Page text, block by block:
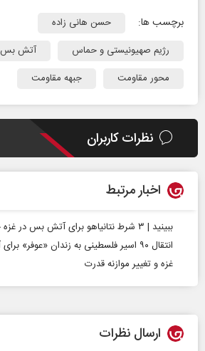
برچسب ها:
حسن هانی زاده
رژیم صهیونیستی و حماس
آتش بس
محور مقاومت
جبهه مقاومت
نظرات کاربران
اخبار مرتبط
ببینید | ۳ شرط نتانیاهو برای آتش‌ بس در غزه چه بود؟
انتقال ۹۰ اسیر فلسطینی به زندان «عوفر» برای آزادی
غزه و تغییر موازنه قدرت
ارسال نظرات